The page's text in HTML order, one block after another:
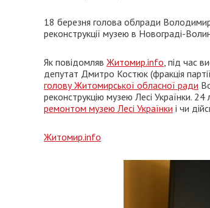
18 березня голова облради
реконструкції музею в Новограді-
Як повідомляв Житомир.info, під час
депутат Дмитро Костюк (фракція
голову Житомирської обласної ради
реконструкцію музею Лесі Українки.
ремонтом музею Лесі Українки і чи
Житомир.info